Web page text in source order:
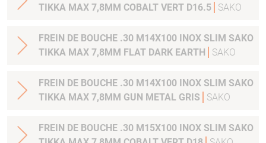
TIKKA MAX 7,8MM COBALT VERT D16.5
SAKO
FREIN DE BOUCHE .30 M14X100 INOX SLIM SAKO
TIKKA MAX 7,8MM FLAT DARK EARTH
SAKO
FREIN DE BOUCHE .30 M14X100 INOX SLIM SAKO
TIKKA MAX 7,8MM GUN METAL GRIS
SAKO
FREIN DE BOUCHE .30 M15X100 INOX SLIM SAKO